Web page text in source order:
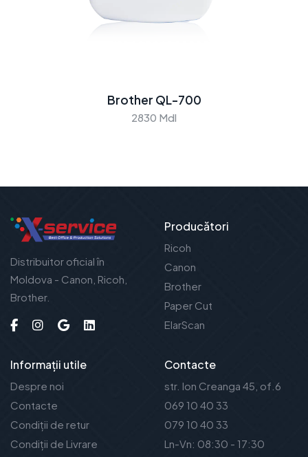
Brother QL-700
2830 Mdl
Distribuitor oficial în
Moldova - Canon, Ricoh,
Brother.
Producători
Ricoh
Canon
Brother
Paper Cut
ElarScan
Informații utile
Despre noi
Contacte
Condiții de retur
Condiții de Livrare
Contacte
str. Ion Creanga 45, of.6
069 10 40 33
079 10 40 33
Ln-Vn: 08:30 - 17:30